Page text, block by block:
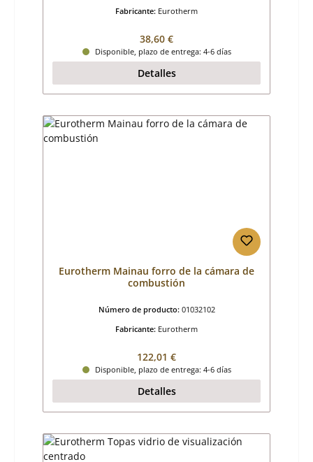
Fabricante: Eurotherm
Precio normal:
38,60 €
Disponible, plazo de entrega: 4-6 días
Detalles
Eurotherm Mainau forro de la cámara de
combustión
Número de producto: 01032102
Fabricante: Eurotherm
Precio normal:
122,01 €
Disponible, plazo de entrega: 4-6 días
Detalles